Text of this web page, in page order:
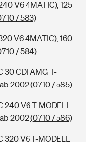
V6 4MATIC), 125
/ 583)
V6 4MATIC), 160
/ 584)
30 CDI AMG T-
2002(0710 / 585)
240 V6 T-MODELL
2002(0710 / 586)
320 V6 T-MODELL